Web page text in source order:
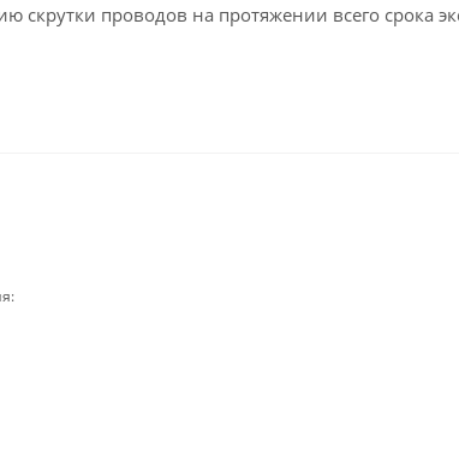
проводов на протяжении всего срока